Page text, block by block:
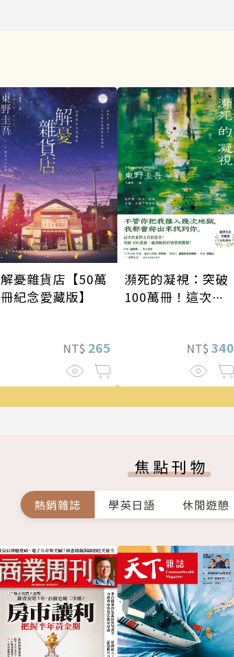
解憂雜貨店【50萬
冊紀念愛藏版】
NT$ 265
瀕死的凝視：突破
100萬冊！這次的
NT$ 340
焦點刊物
熱銷雜誌 學英日語 休閒遊憩